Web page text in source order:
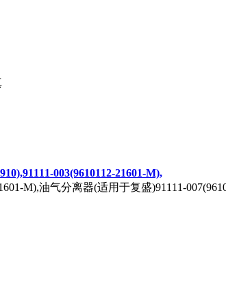
003(9610112-21601-M),
M),油气分离器(适用于复盛)91111-